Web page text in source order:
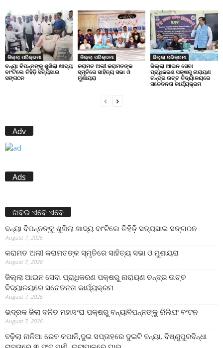
ଜିଲ୍ଲା ପରିକ୍ରମା
ବନ୍ୟା ବିପନ୍ନଙ୍କୁ ଶୁଖିଲା ଖାଦ୍ୟ
ବାଂଟିଲେ ତିହିଡି଼ ସତ୍ୟସାଇ
ସଙ୍ଗଠନ
ଜିଲ୍ଲା ପରିକ୍ରମା
କରାମତ ଅଲୀ କରାମତଙ୍କ
ସ୍ମୃତିରେ ସାହିତ୍ୟ ସଭା ଓ
ମୁଶାୟରା
ଜିଲ୍ଲା ପରିକ୍ରମା
ଜିଲ୍ଲା ଆଇନ ସେବା
ପ୍ରାଧିକରଣ ପକ୍ଷରୁ ନାରାୟଣ
ଚନ୍ଦ୍ର ଉଚ୍ଚ ବିଦ୍ୟାଳୟରେ
ସଚେତନତା କାର୍ଯ୍ୟକ୍ରମ
Adv
Ads
ଖବର ଏବେ ଏବେ
ବନ୍ୟା ବିପନ୍ନଙ୍କୁ ଶୁଖିଲା ଖାଦ୍ୟ ବାଂଟିଲେ ତିହିଡି଼ ସତ୍ୟସାଇ ସଙ୍ଗଠନ
August 7, 2026
କରାମତ ଅଲୀ କରାମତଙ୍କ ସ୍ମୃତିରେ ସାହିତ୍ୟ ସଭା ଓ ମୁଶାୟରା
August 7, 2026
ଜିଲ୍ଲା ଆଇନ ସେବା ପ୍ରାଧିକରଣ ପକ୍ଷରୁ ନାରାୟଣ ଚନ୍ଦ୍ର ଉଚ୍ଚ
ବିଦ୍ୟାଳୟରେ ସଚେତନତା କାର୍ଯ୍ୟକ୍ରମ
August 7, 2026
ଭଦ୍ରକ ଜିଲା ଦଳିତ ମହାସଂଘ ପକ୍ଷରୁ ବନ୍ୟାବିପନ୍ନଙ୍କୁ ରିଲିଫ ବଂଟନ
August 7, 2026
ବଢ଼ିଲା ନାଳିଆ ରେବ କପାଳି,ଦୁଇ ସପ୍ତାହରେ ଦୁଇଟି ବନ୍ୟା, ବିଷ୍ଣୁପୁରବିନ୍ଧା